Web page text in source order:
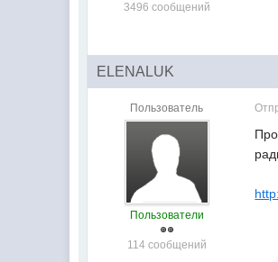
3496 сообщений
ELENALUK
Пользователь
Пользователи
114 сообщений